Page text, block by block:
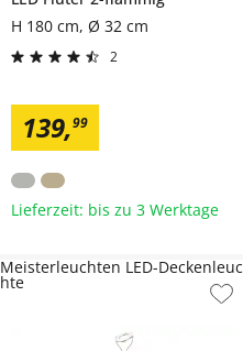
H 180 cm, Ø 32 cm
2
139,99
Lieferzeit: bis zu 3 Werktage
Meisterleuchten LED-Deckenleuc
hte